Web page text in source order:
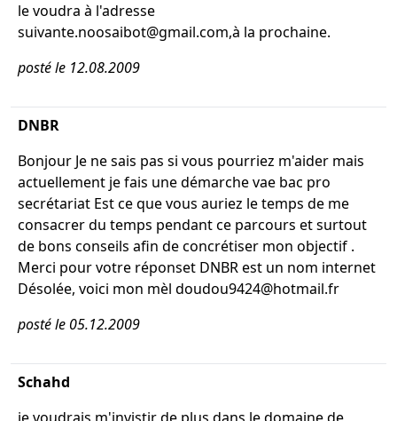
le voudra à l'adresse
suivante.noosaibot@gmail.com,à la prochaine.
posté le 12.08.2009
DNBR
Bonjour Je ne sais pas si vous pourriez m'aider mais
actuellement je fais une démarche vae bac pro
secrétariat Est ce que vous auriez le temps de me
consacrer du temps pendant ce parcours et surtout
de bons conseils afin de concrétiser mon objectif .
Merci pour votre réponset DNBR est un nom internet
Désolée, voici mon mèl doudou9424@hotmail.fr
posté le 05.12.2009
Schahd